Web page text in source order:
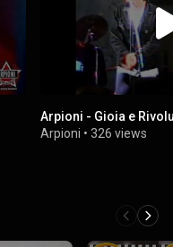
Arpioni - Gioia e
Arpioni •326 views